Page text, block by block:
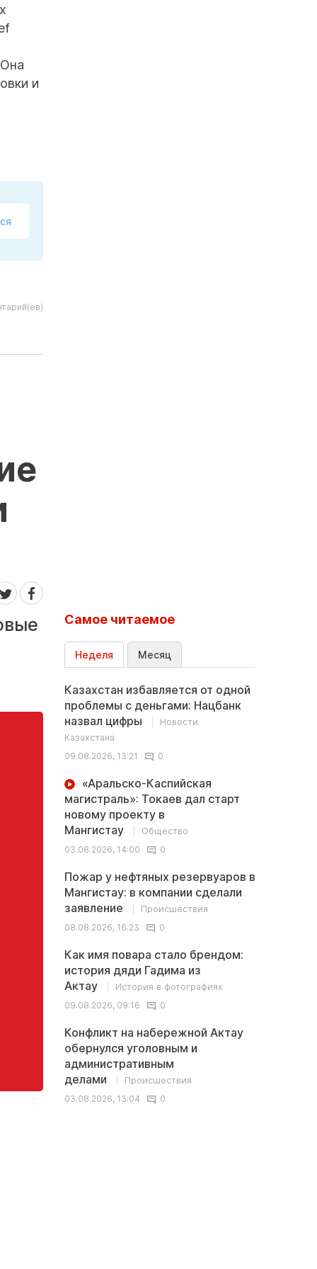
и
Самое читаемое
Неделя Месяц
Казахстан избавляется от одной
проблемы с деньгами: Нацбанк
назвал цифры
Новости
Казахстана
09.08.2026, 13:21
0
«Аральско-Каспийская
магистраль»: Токаев дал старт
новому проекту в
Мангистау
Общество
03.08.2026, 14:00
0
Пожар у нефтяных резервуаров в
Мангистау: в компании сделали
заявление
Происшествия
08.08.2026, 16:23
0
Как имя повара стало брендом:
история дяди Гадима из
Актау
История в фотографиях
09.08.2026, 09:16
0
Конфликт на набережной Актау
обернулся уголовным и
административным
делами
Происшествия
03.08.2026, 13:04
0